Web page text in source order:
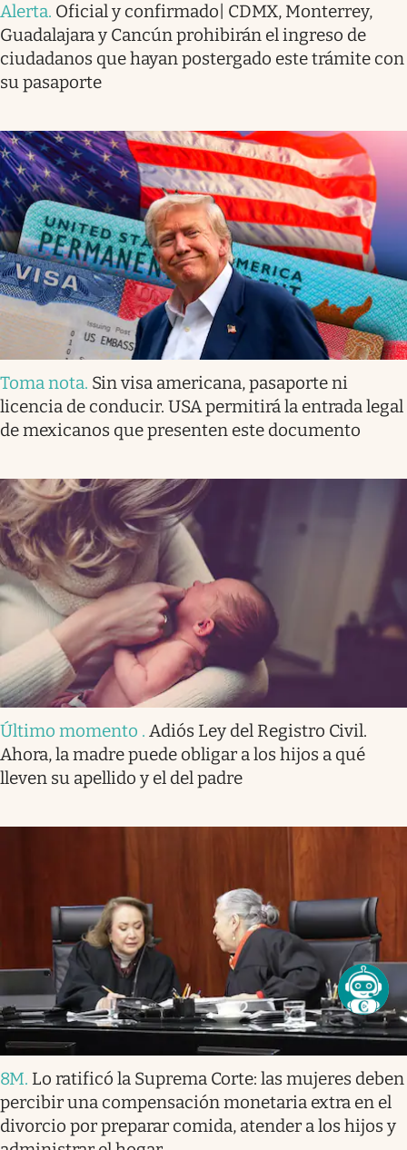
Alerta. Oficial y confirmado| CDMX, Monterrey,
Guadalajara y Cancún prohibirán el ingreso de
ciudadanos que hayan postergado este trámite con
su pasaporte
Toma nota. Sin visa americana, pasaporte ni
licencia de conducir. USA permitirá la entrada legal
de mexicanos que presenten este documento
Último momento . Adiós Ley del Registro Civil.
Ahora, la madre puede obligar a los hijos a qué
lleven su apellido y el del padre
8M. Lo ratificó la Suprema Corte: las mujeres deben
percibir una compensación monetaria extra en el
divorcio por preparar comida, atender a los hijos y